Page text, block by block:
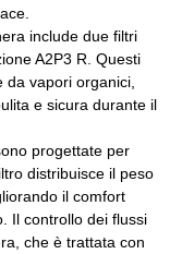
include due filtri
A2P3 R. Questi
da vapori organici,
e sicura durante il
progettate per
distribuisce il peso
il comfort
Il controllo dei flussi
che è trattata con